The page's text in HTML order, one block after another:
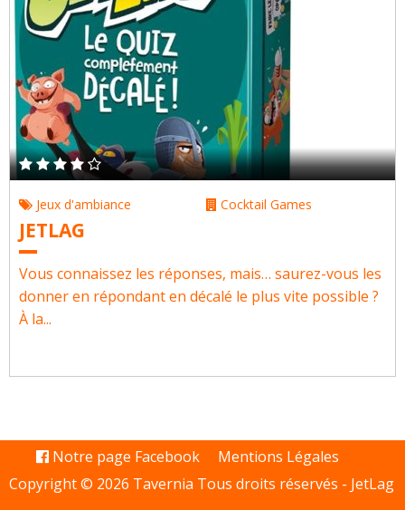
Jeux d'ambiance Cocktail Games
JETLAG
Vous connaissez les réponses, mais… saurez-vous les
donner en répondant en décalé le plus vite possible ?
À la...
Notre page Facebook
Mentions Légales
Copyright © 2026 Tavernia Tous droits réservés - JetLag